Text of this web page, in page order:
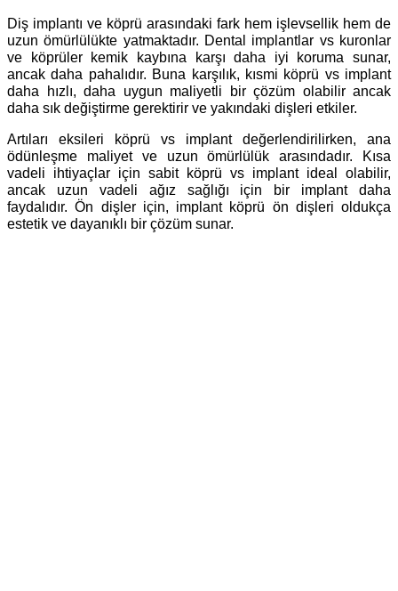
Diş implantı ve köprü arasındaki fark hem işlevsellik hem de
uzun ömürlülükte yatmaktadır. Dental implantlar vs kuronlar
ve köprüler kemik kaybına karşı daha iyi koruma sunar,
ancak daha pahalıdır. Buna karşılık, kısmi köprü vs implant
daha hızlı, daha uygun maliyetli bir çözüm olabilir ancak
daha sık değiştirme gerektirir ve yakındaki dişleri etkiler.
Artıları eksileri köprü vs implant değerlendirilirken, ana
ödünleşme maliyet ve uzun ömürlülük arasındadır. Kısa
vadeli ihtiyaçlar için sabit köprü vs implant ideal olabilir,
ancak uzun vadeli ağız sağlığı için bir implant daha
faydalıdır. Ön dişler için, implant köprü ön dişleri oldukça
estetik ve dayanıklı bir çözüm sunar.